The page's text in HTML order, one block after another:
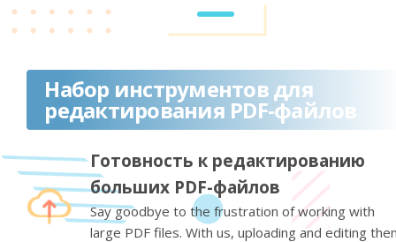
Набор инструментов для
редактирования PDF-файлов
Готовность к редактированию
больших PDF-файлов
Say goodbye to the frustration of working with
large PDF files. With us, uploading and editing